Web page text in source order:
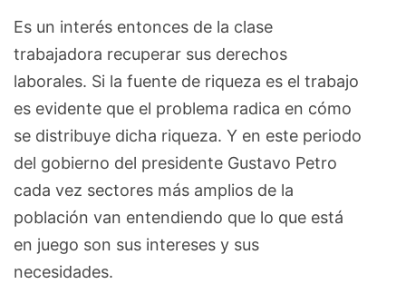
Es un interés entonces de la clase
trabajadora recuperar sus derechos
laborales. Si la fuente de riqueza es el trabajo
es evidente que el problema radica en cómo
se distribuye dicha riqueza. Y en este periodo
del gobierno del presidente Gustavo Petro
cada vez sectores más amplios de la
población van entendiendo que lo que está
en juego son sus intereses y sus
necesidades.